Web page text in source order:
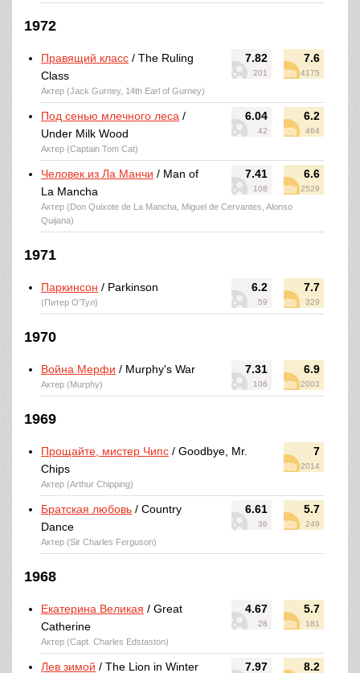
1972
7.82
201
7.6
4175
Правящий класс / The Ruling
Class
Актер (Jack Gurney, 14th Earl of Gurney)
6.04
42
6.2
464
Под сенью млечного леса /
Under Milk Wood
Актер (Captain Tom Cat)
7.41
108
6.6
2529
Человек из Ла Манчи / Man of
La Mancha
Актер (Don Quixote de La Mancha, Miguel de Cervantes, Alonso
Quijana)
1971
6.2
59
7.7
329
Паркинсон / Parkinson
(Питер О’Тул)
1970
7.31
106
6.9
2003
Война Мерфи / Murphy's War
Актер (Murphy)
1969
7
2014
Прощайте, мистер Чипс / Goodbye, Mr.
Chips
Актер (Arthur Chipping)
6.61
36
5.7
249
Братская любовь / Country
Dance
Актер (Sir Charles Ferguson)
1968
4.67
28
5.7
181
Екатерина Великая / Great
Catherine
Актер (Capt. Charles Edstaston)
7.97 8.2
Лев зимой / The Lion in Winter